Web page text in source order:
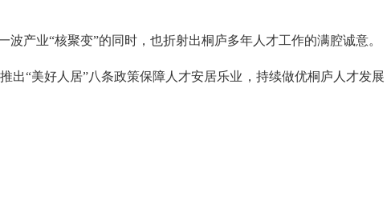
产业“核聚变”的同时，也折射出桐庐多年人才工作的满腔诚意。
出“美好人居”八条政策保障人才安居乐业，持续做优桐庐人才发展